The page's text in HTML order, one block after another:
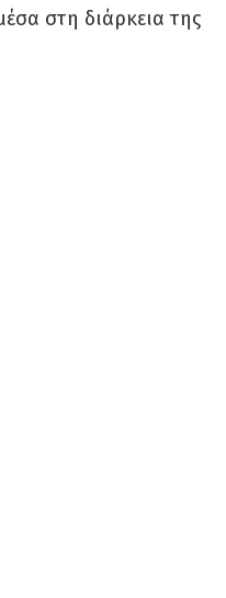
στη διάρκεια της